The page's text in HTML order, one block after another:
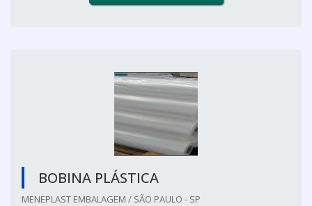
BOBINA PLÁSTICA
MENEPLAST EMBALAGEM / SÃO PAULO - SP